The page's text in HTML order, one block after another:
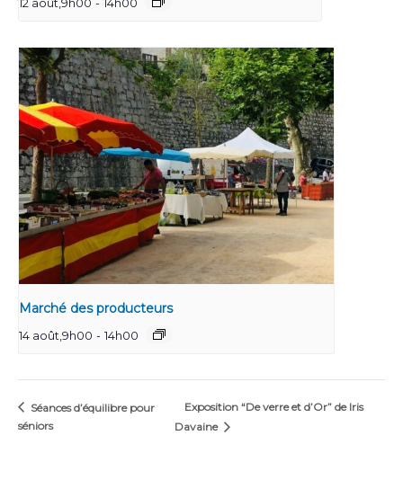
12 août,9h00 - 14h00
Marché des producteurs
14 août,9h00 - 14h00
Séances d’équilibre pour
séniors
Exposition “De verre et d’Or” de Iris
Davaine